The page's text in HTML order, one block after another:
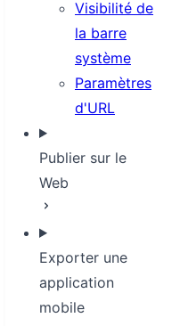
Visibilité de
la barre
système
Paramètres
d'URL
Publier sur le
Web
Exporter une
application
mobile